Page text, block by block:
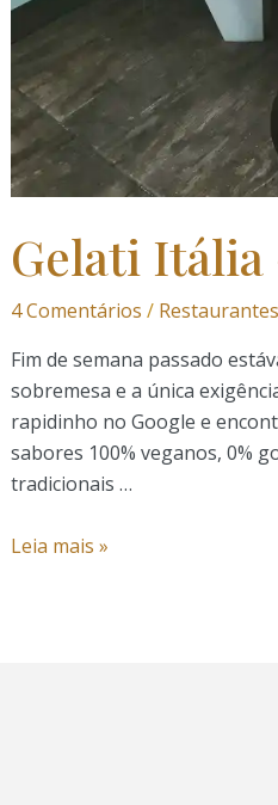
Gelati Itália
4 Comentários / Restaurantes
Fim de semana passado
sobremesa e a única
rapidinho no Google e
sabores 100% veganos, 0%
tradicionais …
Leia mais »